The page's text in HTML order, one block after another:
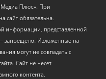
Плюс». При
сайт обязательна.
информации, представленной
запрещено. Изложенные на
могут не совпадать с
Сайт не несет
контента.